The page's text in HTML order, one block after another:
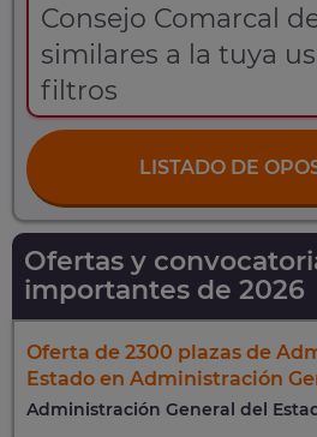
Consejo Comarcal
similares a la tuya
filtros
LISTADO DE
Ofertas y
importantes de 2026
Oferta de 2300 plazas de
Estado en Administración
Administración General del